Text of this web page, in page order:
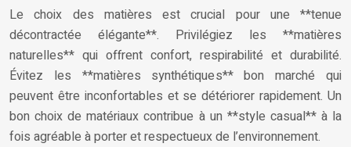
Le choix des matières est crucial pour une **tenue
décontractée élégante**. Privilégiez les **matières
naturelles** qui offrent confort, respirabilité et durabilité.
Évitez les **matières synthétiques** bon marché qui
peuvent être inconfortables et se détériorer rapidement. Un
bon choix de matériaux contribue à un **style casual** à la
fois agréable à porter et respectueux de l’environnement.